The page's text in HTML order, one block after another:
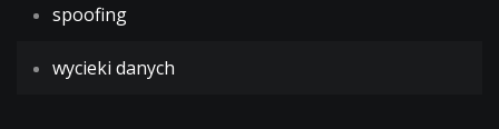
spoofing
wycieki danych